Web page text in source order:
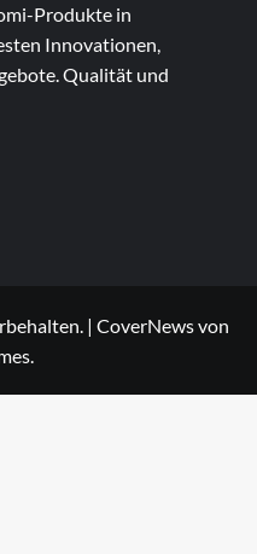
Produkte in
Innovationen,
Qualität und
| CoverNewsvon